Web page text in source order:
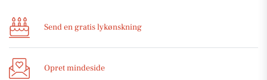
Send en gratis lykønskning
Opret mindeside